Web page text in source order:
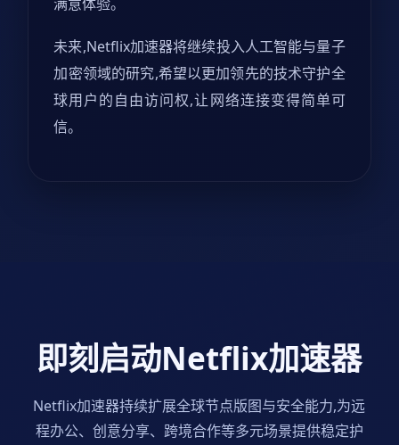
未来,Netflix加速器将继续投入人工智能与量子
加密领域的研究,希望以更加领先的技术守护全
球用户的自由访问权,让网络连接变得简单可
信。
即刻启动Netflix加速器
Netflix加速器持续扩展全球节点版图与安全能力,为远
程办公、创意分享、跨境合作等多元场景提供稳定护